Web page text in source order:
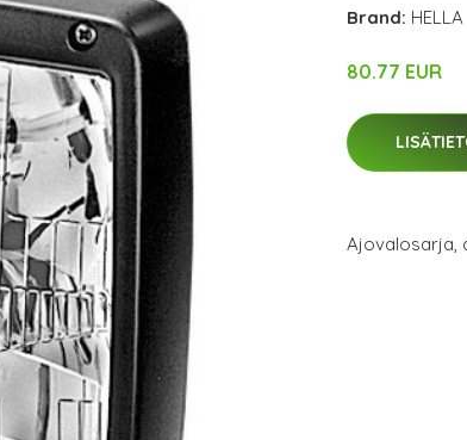
Brand: HELLA
80.77 EUR
Ajovalosarja,